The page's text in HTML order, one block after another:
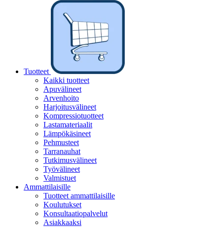
Tuotteet
Kaikki tuotteet
Apuvälineet
Arvenhoito
Harjoitusvälineet
Kompressiotuotteet
Lastamateriaalit
Lämpökäsineet
Pehmusteet
Tarranauhat
Tutkimusvälineet
Työvälineet
Valmistuet
Ammattilaisille
Tuotteet ammattilaisille
Koulutukset
Konsultaatiopalvelut
Asiakkaaksi